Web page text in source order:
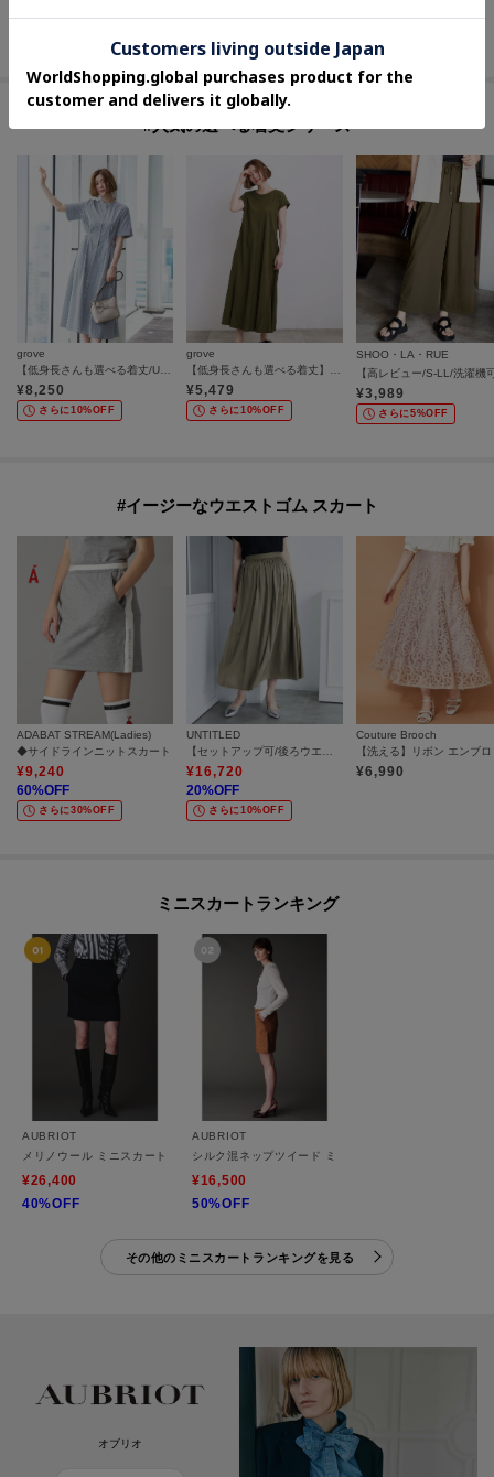
#人気の選べる着丈シリーズ
grove
【低身長さんも選べる着丈/UV・シワになりにくいetc】涼やかさも、きちんとも叶うワンピース
¥8,250
さらに10%OFF
grove
【低身長さんも選べる着丈】モクロディフレンチワンピース
¥5,479
さらに10%OFF
SHOO・LA・RUE
¥3,989
さらに5%OFF
#イージーなウエストゴム スカート
ADABAT STREAM(Ladies)
◆サイドラインニットスカート
¥9,240
60%OFF
さらに30%OFF
UNTITLED
¥16,720
20%OFF
さらに10%OFF
Couture Brooch
¥6,990
ミニスカートランキング
AUBRIOT
メリノウール ミニスカート
¥26,400
40%OFF
AUBRIOT
シルク混ネップツイード ミニスカート
¥16,500
50%OFF
その他のミニスカートランキングを見る
オブリオ